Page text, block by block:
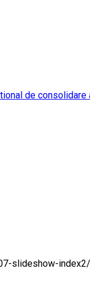
de
slideshow-